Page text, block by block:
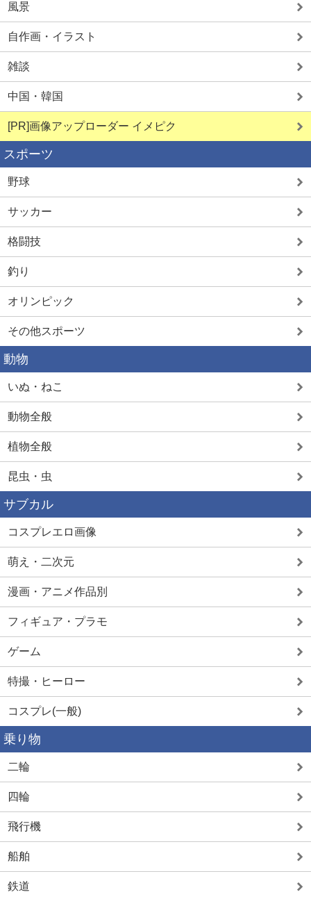
風景
自作画・イラスト
雑談
中国・韓国
[PR]画像アップローダー イメピク
スポーツ
野球
サッカー
格闘技
釣り
オリンピック
その他スポーツ
動物
いぬ・ねこ
動物全般
植物全般
昆虫・虫
サブカル
コスプレエロ画像
萌え・二次元
漫画・アニメ作品別
フィギュア・プラモ
ゲーム
特撮・ヒーロー
コスプレ(一般)
乗り物
二輪
四輪
飛行機
船舶
鉄道